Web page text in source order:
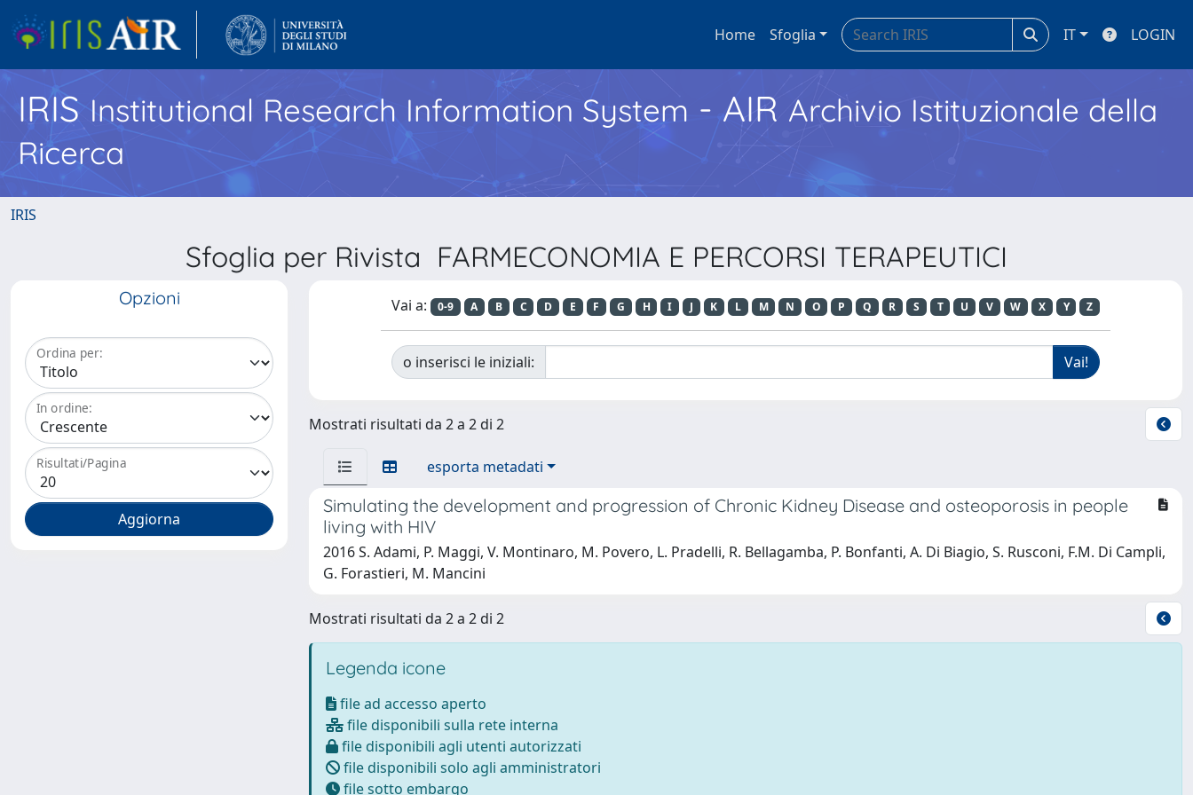
Home Sfoglia IT LOGIN
IRISInstitutional Research Information System - AIR Archivio Istituzionale della
Ricerca
IRIS
Sfoglia per Rivista FARMECONOMIA E PERCORSI TERAPEUTICI
Opzioni
Ordina per:
In ordine:
Risultati/Pagina
Vai a: 0-9 A B C D E F G H I J K L M N O P Q R S T U V W X Y Z
o inserisci le iniziali:
Mostrati risultati da 2 a 2 di 2
esporta metadati
Simulating the development and progression of Chronic Kidney Disease and osteoporosis in people
living with HIV
2016 S. Adami, P. Maggi, V. Montinaro, M. Povero, L. Pradelli, R. Bellagamba, P. Bonfanti, A. Di Biagio, S. Rusconi, F.M. Di Campli,
G. Forastieri, M. Mancini
Mostrati risultati da 2 a 2 di 2
Legenda icone
file ad accesso aperto
file disponibili sulla rete interna
file disponibili agli utenti autorizzati
file disponibili solo agli amministratori
file sotto embargo